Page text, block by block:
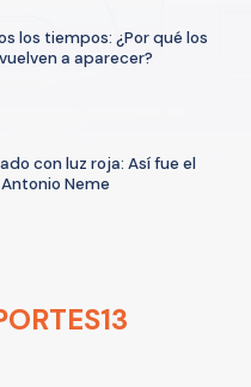
los tiempos: ¿Por qué los
a aparecer?
con luz roja: Así fue el
Neme